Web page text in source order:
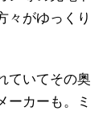
々がゆっくり
ていてその奥
ーカーも。ミ